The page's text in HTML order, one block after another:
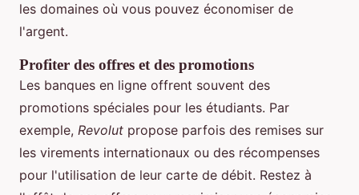
les domaines où vous pouvez économiser de
l'argent.
Profiter des offres et des promotions
Les banques en ligne offrent souvent des
promotions spéciales pour les étudiants. Par
exemple, Revolut propose parfois des remises sur
les virements internationaux ou des récompenses
pour l'utilisation de leur carte de débit. Restez à